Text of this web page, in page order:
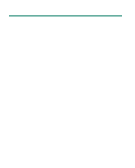
——————————